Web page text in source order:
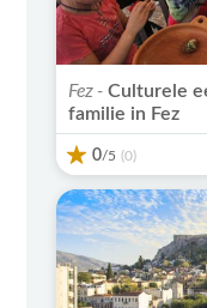
Fez - Culturele
familie in Fez
0/5 (0)